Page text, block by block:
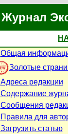
Журнал
Общая
Золотые
Адреса редакции
Содержание
Сообщения
Правила для
Загрузить статью